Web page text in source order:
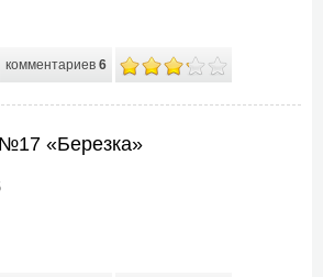
комментариев 6
«Березка»